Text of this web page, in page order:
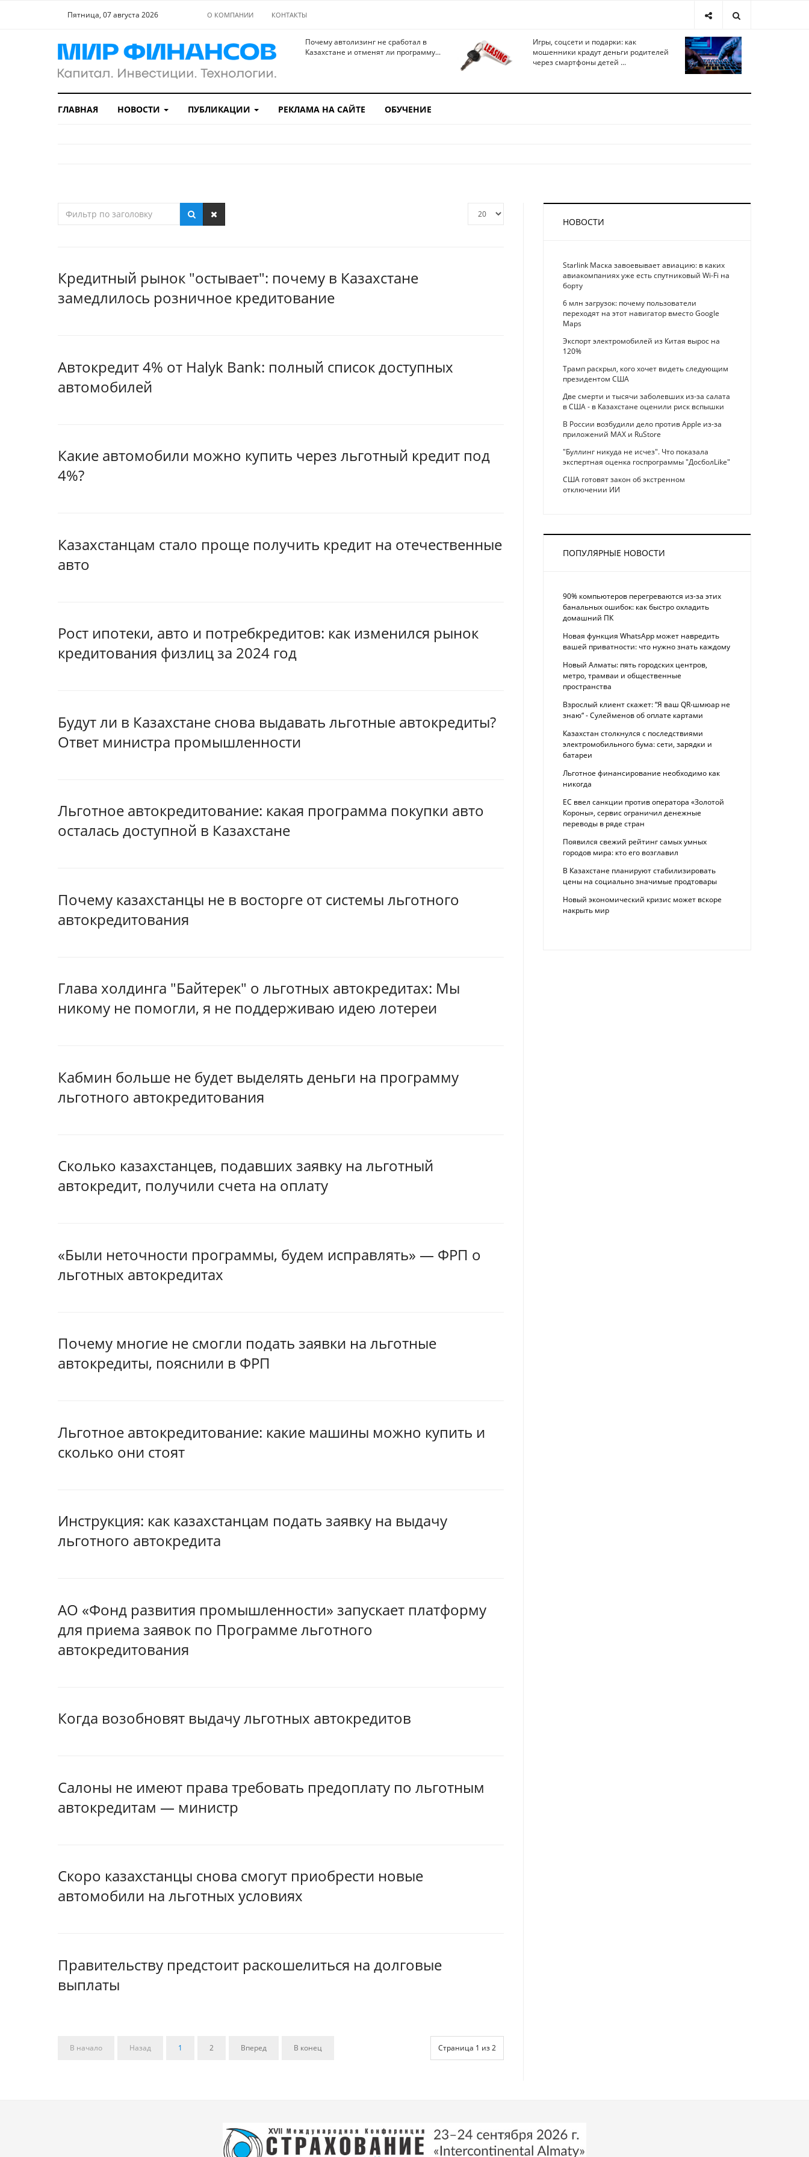
Пятница, 07 августа 2026 О КОМПАНИИ КОНТАКТЫ
Почему автолизинг не сработал в
Казахстане и отменят ли программу...
Игры, соцсети и подарки: как
мошенники крадут деньги родителей
через смартфоны детей ...
ГЛАВНАЯ НОВОСТИ ПУБЛИКАЦИИ РЕКЛАМА НА САЙТЕ ОБУЧЕНИЕ
Кредитный рынок "остывает": почему в Казахстане
замедлилось розничное кредитование
Автокредит 4% от Halyk Bank: полный список доступных
автомобилей
Какие автомобили можно купить через льготный кредит под
4%?
Казахстанцам стало проще получить кредит на отечественные
авто
Рост ипотеки, авто и потребкредитов: как изменился рынок
кредитования физлиц за 2024 год
Будут ли в Казахстане снова выдавать льготные автокредиты?
Ответ министра промышленности
Льготное автокредитование: какая программа покупки авто
осталась доступной в Казахстане
Почему казахстанцы не в восторге от системы льготного
автокредитования
Глава холдинга "Байтерек" о льготных автокредитах: Мы
никому не помогли, я не поддерживаю идею лотереи
Кабмин больше не будет выделять деньги на программу
льготного автокредитования
Сколько казахстанцев, подавших заявку на льготный
автокредит, получили счета на оплату
«Были неточности программы, будем исправлять» — ФРП о
льготных автокредитах
Почему многие не смогли подать заявки на льготные
автокредиты, пояснили в ФРП
Льготное автокредитование: какие машины можно купить и
сколько они стоят
Инструкция: как казахстанцам подать заявку на выдачу
льготного автокредита
АО «Фонд развития промышленности» запускает платформу
для приема заявок по Программе льготного
автокредитования
Когда возобновят выдачу льготных автокредитов
Салоны не имеют права требовать предоплату по льготным
автокредитам — министр
Скоро казахстанцы снова смогут приобрести новые
автомобили на льготных условиях
Правительству предстоит раскошелиться на долговые
выплаты
Страница 1 из 2
В начало Назад 1 2 Вперед В конец
НОВОСТИ
Starlink Маска завоевывает авиацию: в каких
авиакомпаниях уже есть спутниковый Wi-Fi на
борту
6 млн загрузок: почему пользователи
переходят на этот навигатор вместо Google
Maps
Экспорт электромобилей из Китая вырос на
120%
Трамп раскрыл, кого хочет видеть следующим
президентом США
Две смерти и тысячи заболевших из-за салата
в США - в Казахстане оценили риск вспышки
В России возбудили дело против Apple из-за
приложений MAX и RuStore
"Буллинг никуда не исчез". Что показала
экспертная оценка госпрограммы "ДосболLike"
США готовят закон об экстренном
отключении ИИ
ПОПУЛЯРНЫЕ НОВОСТИ
90% компьютеров перегреваются из-за этих
банальных ошибок: как быстро охладить
домашний ПК
Новая функция WhatsApp может навредить
вашей приватности: что нужно знать каждому
Новый Алматы: пять городских центров,
метро, трамваи и общественные
пространства
Взрослый клиент скажет: “Я ваш QR-шмюар не
знаю“ - Сулейменов об оплате картами
Казахстан столкнулся с последствиями
электромобильного бума: сети, зарядки и
батареи
Льготное финансирование необходимо как
никогда
ЕС ввел санкции против оператора «Золотой
Короны», сервис ограничил денежные
переводы в ряде стран
Появился свежий рейтинг самых умных
городов мира: кто его возглавил
В Казахстане планируют стабилизировать
цены на социально значимые продтовары
Новый экономический кризис может вскоре
накрыть мир